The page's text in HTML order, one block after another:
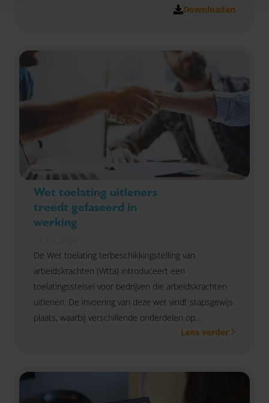
Downloaden
Wet toelating uitleners
treedt gefaseerd in
werking
De Wet toelating terbeschikkingstelling van
arbeidskrachten (Wtta) introduceert een
toelatingsstelsel voor bedrijven die arbeidskrachten
uitlenen. De invoering van deze wet vindt stapsgewijs
plaats, waarbij verschillende onderdelen op
verschillende momenten in werking treden.Lees verder